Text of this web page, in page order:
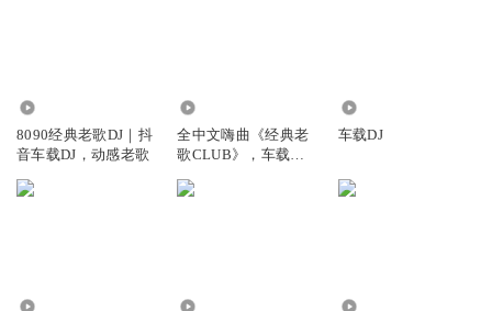
8090经典老歌DJ｜抖
音车载DJ，动感老歌
全中文嗨曲《经典老
歌CLUB》，车载DJ
车载DJ